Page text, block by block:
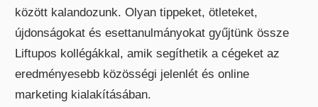
között kalandozunk. Olyan tippeket, ötleteket,
újdonságokat és esettanulmányokat gyűjtünk össze
Liftupos kollégákkal, amik segíthetik a cégeket az
eredményesebb közösségi jelenlét és online
marketing kialakításában.